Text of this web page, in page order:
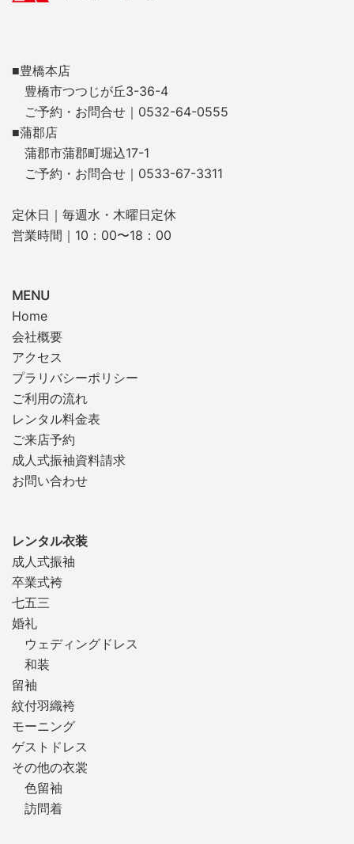
■豊橋本店
豊橋市つつじが丘3-36-4
ご予約・お問合せ｜0532-64-0555
■蒲郡店
蒲郡市蒲郡町堀込17-1
ご予約・お問合せ｜0533-67-3311
定休日｜毎週水・木曜日定休
営業時間｜10：00〜18：00
MENU
Home
会社概要
アクセス
プラリバシーポリシー
ご利用の流れ
レンタル料金表
ご来店予約
成人式振袖資料請求
お問い合わせ
レンタル衣装
成人式振袖
卒業式袴
七五三
婚礼
ウェディングドレス
和装
留袖
紋付羽織袴
モーニング
ゲストドレス
その他の衣裳
色留袖
訪問着